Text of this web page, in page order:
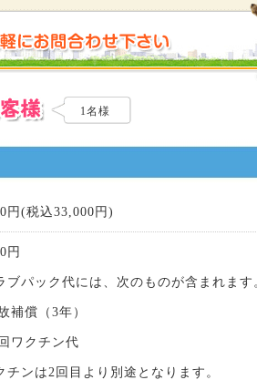
1名様
円(税込33,000円)
円
ブパック代には、次のものが含まれます
補償（3年）
ワクチン代
ンは2回目より別途となります。